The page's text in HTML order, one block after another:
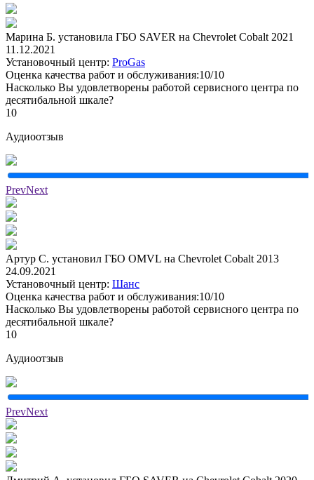
Марина Б. установила ГБО SAVER на Chevrolet Cobalt 2021
11.12.2021
Установочный центр: ProGas
Оценка качества работ и обслуживания:10/10
Насколько Вы удовлетворены работой сервисного центра по
десятибальной шкале?
10
Аудиоотзыв
PrevNext
Артур С. установил ГБО OMVL на Chevrolet Cobalt 2013
24.09.2021
Установочный центр: Шанс
Оценка качества работ и обслуживания:10/10
Насколько Вы удовлетворены работой сервисного центра по
десятибальной шкале?
10
Аудиоотзыв
PrevNext